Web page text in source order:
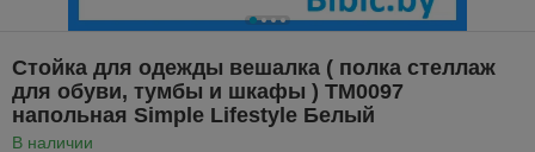
Стойка для одежды вешалка ( полка стеллаж
для обуви, тумбы и шкафы ) ТМ0097
напольная Simple Lifestyle Белый
В наличии